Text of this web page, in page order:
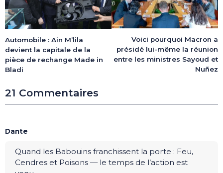
Automobile : Ain M’lila
devient la capitale de la
pièce de rechange Made in
Bladi
Voici pourquoi Macron a
présidé lui-même la réunion
entre les ministres Sayoud et
Nuñez
21 Commentaires
Dante
Quand les Babouins franchissent la porte : Feu,
Cendres et Poisons — le temps de l’action est